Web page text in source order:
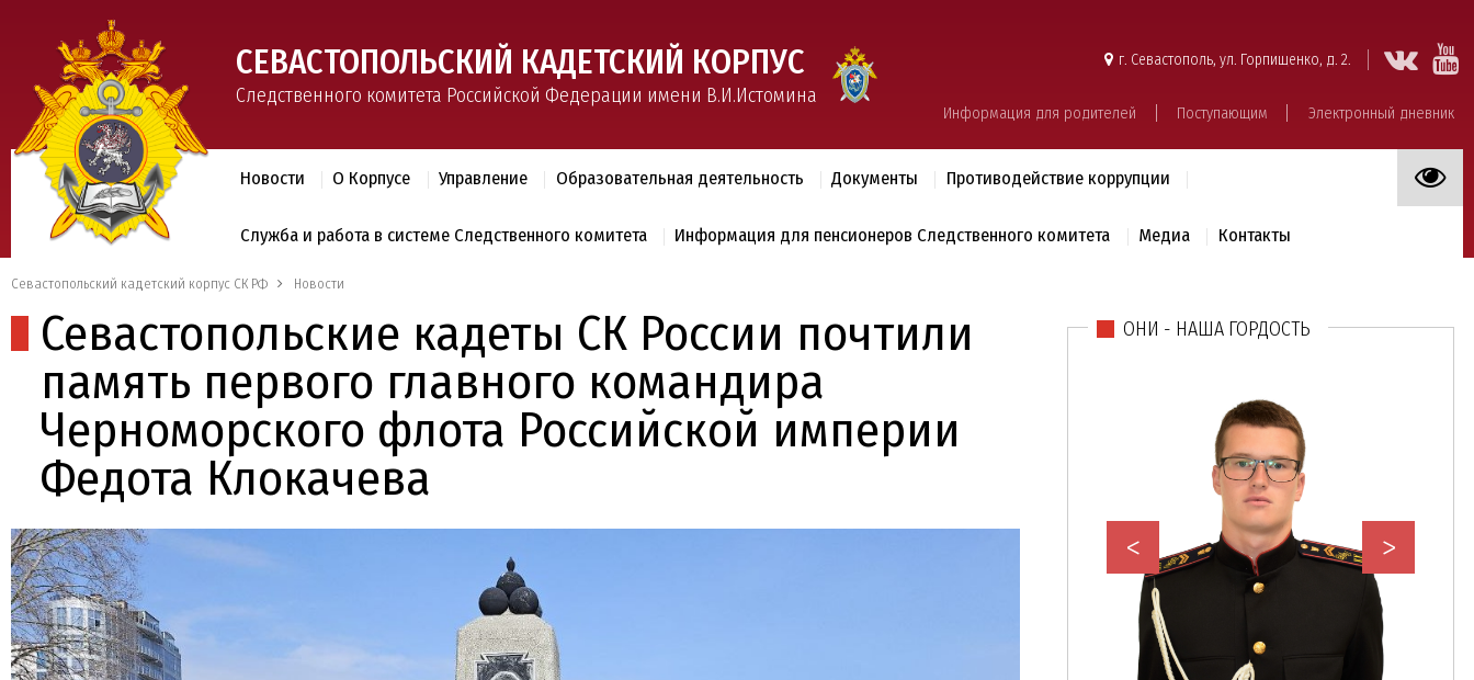
СЕВАСТОПОЛЬСКИЙ КАДЕТСКИЙ КОРПУС
Следственного комитета Российской Федерации имени В.И.Истомина
г. Севастополь, ул. Горпищенко, д. 2.
Информация для родителей Поступающим Электронный дневник
Новости О Корпусе Управление Образовательная деятельность Документы Противодействие коррупции
Служба и работа в системе Следственного комитета Информация для пенсионеров Следственного комитета Медиа Контакты
Севастопольский кадетский корпус СК РФ Новости
Севастопольские кадеты СК России почтили
память первого главного командира
Черноморского флота Российской империи
Федота Клокачева
ОНИ - НАША ГОРДОСТЬ
< >